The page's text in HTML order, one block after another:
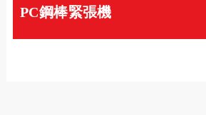
PC鋼棒緊張機